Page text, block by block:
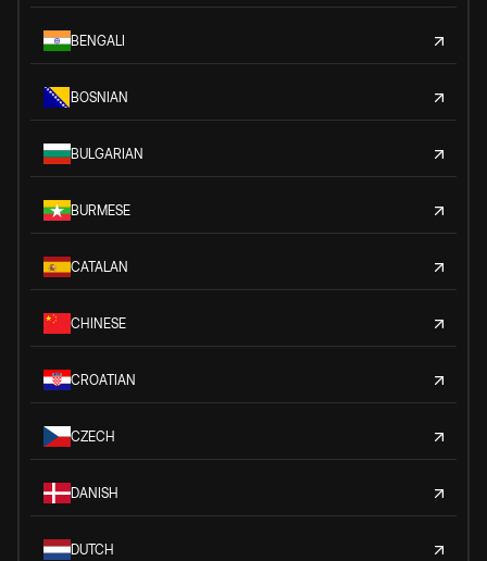
BENGALI
BOSNIAN
BULGARIAN
BURMESE
CATALAN
CHINESE
CROATIAN
CZECH
DANISH
DUTCH